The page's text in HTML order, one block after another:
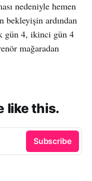
nedeniyle hemen
bekleyişin ardından
gün 4, ikinci gün 4
mağaradan
like this.
Subscribe